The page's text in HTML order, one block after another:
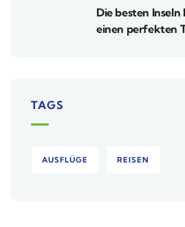
Die besten
einen perfekten
TAGS
AUSFLÜGE REISEN